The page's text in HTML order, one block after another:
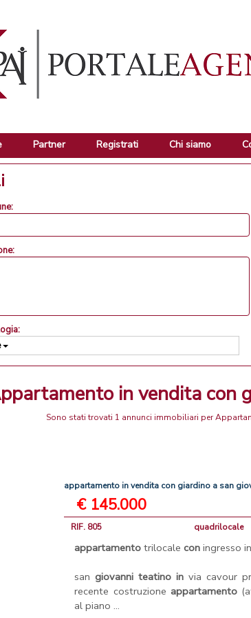
Partner Registrati Chi siamo
Appartamento in vendita con
Sono stati trovati 1 annunci immobiliari per
appartamento in vendita con giardino a san
€ 145.000
RIF. 805 quadrilocale
appartamento trilocalecon ingresso
sangiovanni teatino in via cavour
recente costruzione appartamento
al piano ...